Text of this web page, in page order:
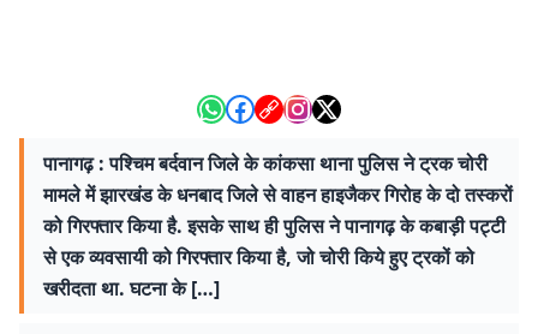
पानागढ़ : पश्चिम बर्दवान जिले के कांकसा थाना पुलिस ने ट्रक चोरी
मामले में झारखंड के धनबाद जिले से वाहन हाइजैकर गिरोह के दो तस्करों
को गिरफ्तार किया है. इसके साथ ही पुलिस ने पानागढ़ के कबाड़ी पट्टी
से एक व्यवसायी को गिरफ्तार किया है, जो चोरी किये हुए ट्रकों को
खरीदता था. घटना के […]